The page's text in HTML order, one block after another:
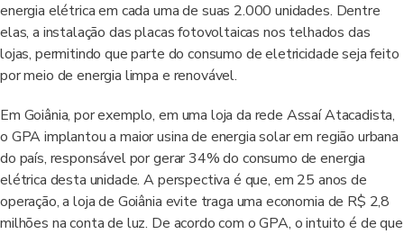
energia elétrica em cada uma de suas 2.000 unidades. Dentre
elas, a instalação das placas fotovoltaicas nos telhados das
lojas, permitindo que parte do consumo de eletricidade seja feito
por meio de energia limpa e renovável.
Em Goiânia, por exemplo, em uma loja da rede Assaí Atacadista,
o GPA implantou a maior usina de energia solar em região urbana
do país, responsável por gerar 34% do consumo de energia
elétrica desta unidade. A perspectiva é que, em 25 anos de
operação, a loja de Goiânia evite traga uma economia de R$ 2,8
milhões na conta de luz. De acordo com o GPA, o intuito é de que